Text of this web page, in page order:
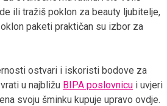
ili tražiš poklon za beauty ljubitelje,
paketi praktičan su izbor za
ostvari i iskoristi bodove za
u najbližu BIPA poslovnicu i uvjeri
svoju šminku kupuje upravo ovdje.